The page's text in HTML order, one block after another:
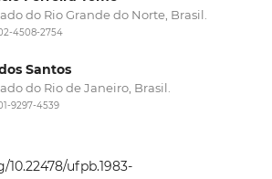
do Rio Grande do Norte, Brasil.
4508-2754
Santos
do Rio de Janeiro, Brasil.
9297-4539
ufpb.1983-